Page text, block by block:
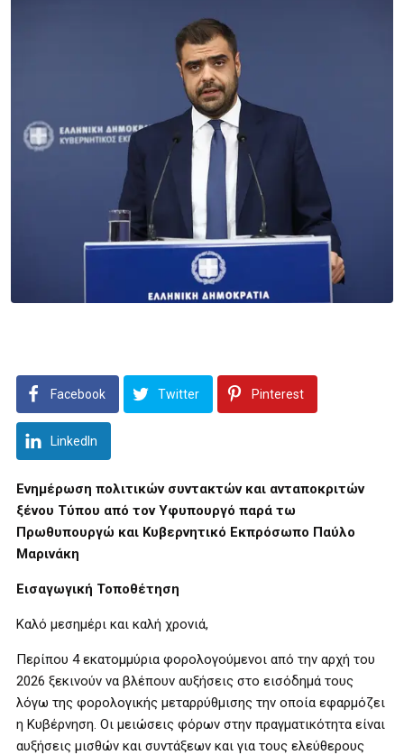
Facebook Twitter Pinterest
LinkedIn
Ενημέρωση πολιτικών συντακτών και ανταποκριτών
ξένου Τύπου από τον Υφυπουργό παρά τω
Πρωθυπουργώ και Κυβερνητικό Εκπρόσωπο Παύλο
Μαρινάκη
Εισαγωγική Τοποθέτηση
Καλό μεσημέρι και καλή χρονιά,
Περίπου 4 εκατομμύρια φορολογούμενοι από την αρχή του
2026 ξεκινούν να βλέπουν αυξήσεις στο εισόδημά τους
λόγω της φορολογικής μεταρρύθμισης την οποία εφαρμόζει
η Κυβέρνηση. Οι μειώσεις φόρων στην πραγματικότητα είναι
αυξήσεις μισθών και συντάξεων και για τους ελεύθερους